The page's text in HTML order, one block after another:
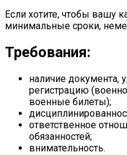
Если хотите, чтобы вашу
минимальные сроки,
Требования:
наличие документа,
регистрацию
военные билеты);
ответственное
обязанностей;
внимательность.